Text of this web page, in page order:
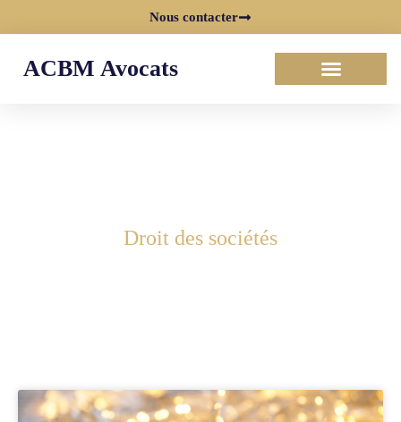
Nous contacter
ACBM Avocats
Droit des sociétés